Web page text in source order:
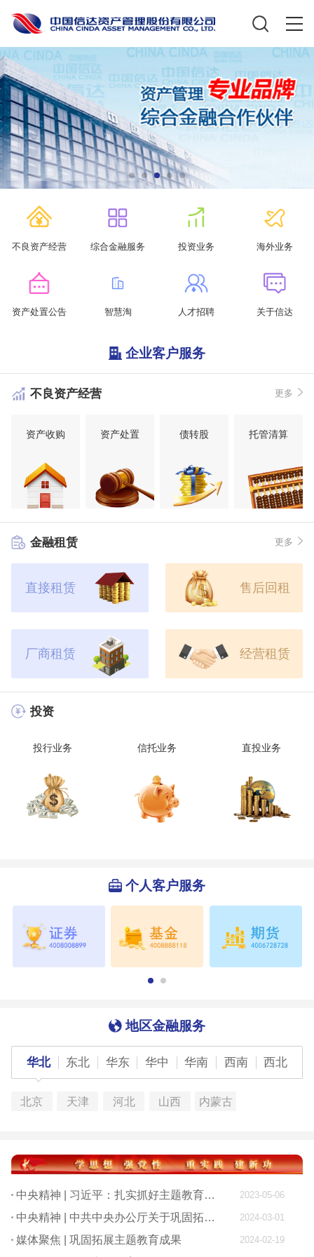
不良资产经营 综合金融服务 投资业务 海外业务
资产处置公告 智慧淘 人才招聘 关于信达
企业客户服务
不良资产经营 更多
资产收购 资产处置 债转股 托管清算
金融租赁 更多
直接租赁 售后回租
厂商租赁 经营租赁
投资
投行业务 信托业务 直投业务
个人客户服务
地区金融服务
华北 东北 华东 华中 华南 西南 西北
北京 天津 河北 山西 内蒙古
中央精神 | 习近平：扎实抓好主题教育 为奋进新征程凝心聚力 2023-05-06
中央精神 | 中共中央办公厅关于巩固拓展学习贯彻习近平新时代中国特色社会主义思想主题教育成果的意见 2024-03-01
媒体聚焦 | 巩固拓展主题教育成果 2024-02-19